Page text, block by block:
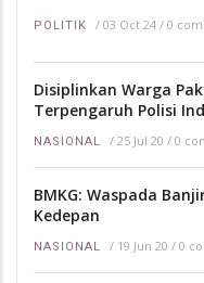
POLITIK / 03 Oct 24 / 0
Disiplinkan Warga
Terpengaruh Polisi
NASIONAL / 25 Jul 20 / 0
BMKG: Waspada
Kedepan
NASIONAL / 19 Jun 20 / 0